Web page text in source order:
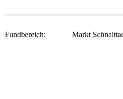
Fundbereich: Markt